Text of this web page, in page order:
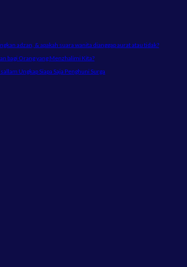
adzan, & apakah suara wanita dianggap aurat atau tidak?
bagi Orang yang Menzhalimi Kita?
Ungkap Siapa Saja Penghuni Surga